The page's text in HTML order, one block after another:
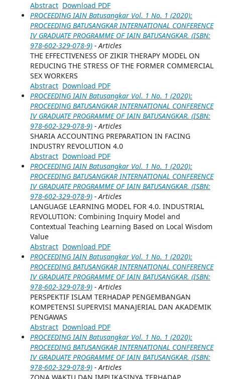
Abstract Download PDF
PROCEEDING IAIN Batusangkar Vol. 1 No. 1 (2020):
PROCEEDING BATUSANGKAR INTERNATIONAL CONFERENCE
IV GRADUATE PROGRAMME OF IAIN BATUSANGKAR. (ISBN:
978-602-329-078-9) - Articles
THE EFFECTIVENESS OF ZIKIR THERAPY MODEL ON
REDUCING THE STRESS OF THE FORMER COMMERCIAL
SEX WORKERS
Abstract Download PDF
PROCEEDING IAIN Batusangkar Vol. 1 No. 1 (2020):
PROCEEDING BATUSANGKAR INTERNATIONAL CONFERENCE
IV GRADUATE PROGRAMME OF IAIN BATUSANGKAR. (ISBN:
978-602-329-078-9) - Articles
SHARIA ACCOUNTING PREPARATION IN FACING
INDUSTRY REVOLUTION 4.0
Abstract Download PDF
PROCEEDING IAIN Batusangkar Vol. 1 No. 1 (2020):
PROCEEDING BATUSANGKAR INTERNATIONAL CONFERENCE
IV GRADUATE PROGRAMME OF IAIN BATUSANGKAR. (ISBN:
978-602-329-078-9) - Articles
LANGUAGE LEARNING MODEL FOR 4.0. INDUSTRIAL
REVOLUTION: Combining Inquiry Model and
Contextual Teaching Learning Based on Local Wisdom
Value
Abstract Download PDF
PROCEEDING IAIN Batusangkar Vol. 1 No. 1 (2020):
PROCEEDING BATUSANGKAR INTERNATIONAL CONFERENCE
IV GRADUATE PROGRAMME OF IAIN BATUSANGKAR. (ISBN:
978-602-329-078-9) - Articles
PERSPEKTIF ISLAM TERHADAP PENGEMBANGAN
KOMPETENSI SUPERVISI MANAJERIAL DAN AKADEMIK
PENGAWAS
Abstract Download PDF
PROCEEDING IAIN Batusangkar Vol. 1 No. 1 (2020):
PROCEEDING BATUSANGKAR INTERNATIONAL CONFERENCE
IV GRADUATE PROGRAMME OF IAIN BATUSANGKAR. (ISBN:
978-602-329-078-9) - Articles